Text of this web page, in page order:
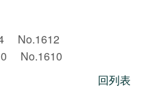
No.1612
No.1610
回列表